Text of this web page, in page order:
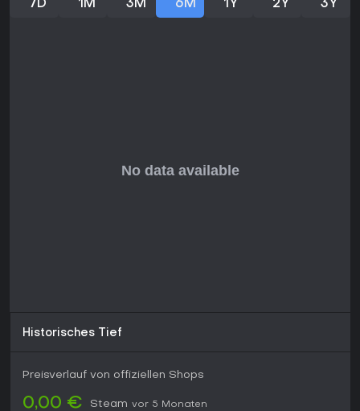
vom verbesserten Offline-Modus, doch der Clou liegt im
7D 1M 3M 6M 1Y 2Y 3Y
Historisches Tief
Preisverlauf von offiziellen Shops
0,00 € Steam vor 5 Monaten